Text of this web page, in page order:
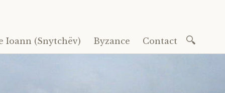
Ioann (Snytchëv) Byzance Contact